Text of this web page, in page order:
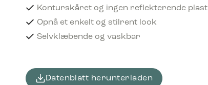
Konturskåret og ingen reflekterende plast
Opnå et enkelt og stilrent look
Selvklæbende og vaskbar
Datenblatt herunterladen